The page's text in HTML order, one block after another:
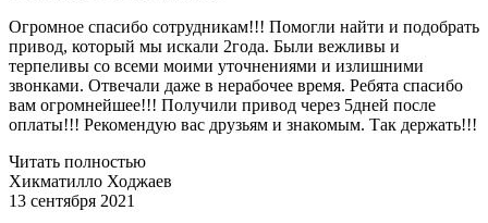
Огромное спасибо сотрудникам!!! Помогли найти и подобрать
привод, который мы искали 2года. Были вежливы и
терпеливы со всеми моими уточнениями и излишними
звонками. Отвечали даже в нерабочее время. Ребята спасибо
вам огромнейшее!!! Получили привод через 5дней после
оплаты!!! Рекомендую вас друзьям и знакомым. Так держать!!!
Читать полностью
Хикматилло Ходжаев
13 сентября 2021